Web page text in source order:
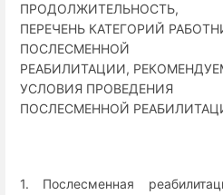
ПРОДОЛЖИТЕЛЬНОСТЬ,
ПЕРЕЧЕНЬ КАТЕГОРИЙ
ПОСЛЕСМЕННОЙ
РЕАБИЛИТАЦИИ,
УСЛОВИЯ ПРОВЕДЕНИЯ
ПОСЛЕСМЕННОЙ
1. Послесменная